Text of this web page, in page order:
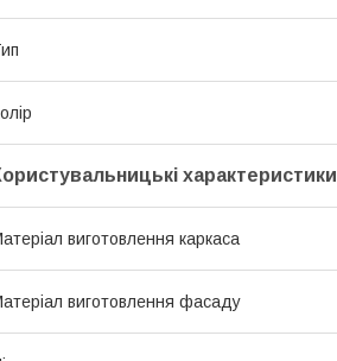
характеристики
виготовлення каркаса
виготовлення фасаду